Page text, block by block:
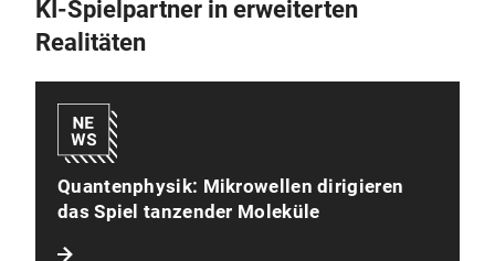
KI-Spielpartner in erweiterten
Realitäten
Quantenphysik: Mikrowellen dirigieren
das Spiel tanzender Moleküle